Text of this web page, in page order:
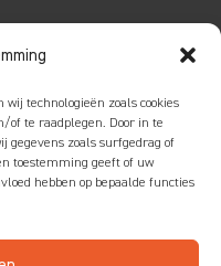
technologieën zoals cookies
of te raadplegen. Door in te
gegevens zoals surfgedrag of
toestemming geeft of uw
hebben op bepaalde functies